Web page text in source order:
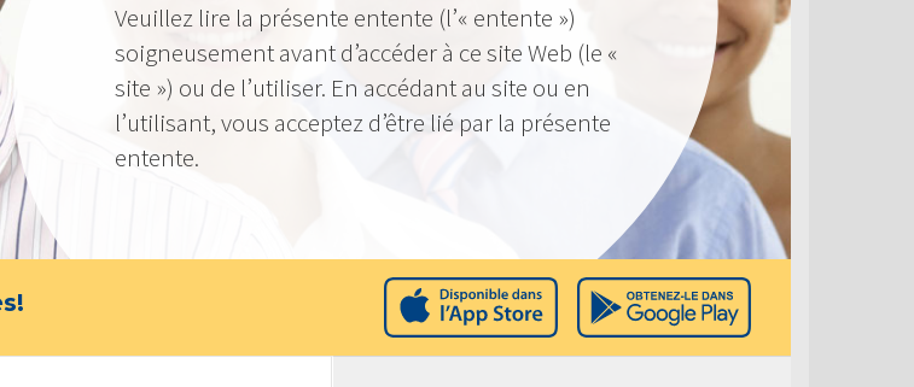
Veuillez lire la présente entente (l’« entente »)
soigneusement avant d’accéder à ce site Web (le «
site ») ou de l’utiliser. En accédant au site ou en
l’utilisant, vous acceptez d’être lié par la présente
entente.